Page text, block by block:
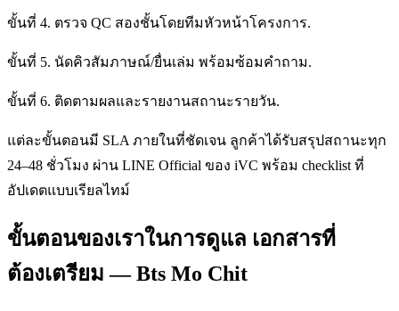
ขั้นที่ 4. ตรวจ QC สองชั้นโดยทีมหัวหน้าโครงการ.
ขั้นที่ 5. นัดคิวสัมภาษณ์/ยื่นเล่ม พร้อมซ้อมคำถาม.
ขั้นที่ 6. ติดตามผลและรายงานสถานะรายวัน.
แต่ละขั้นตอนมี SLA ภายในที่ชัดเจน ลูกค้าได้รับสรุปสถานะทุก
24–48 ชั่วโมง ผ่าน LINE Official ของ iVC พร้อม checklist ที่
อัปเดตแบบเรียลไทม์
ขั้นตอนของเราในการดูแล เอกสารที่
ต้องเตรียม — Bts Mo Chit